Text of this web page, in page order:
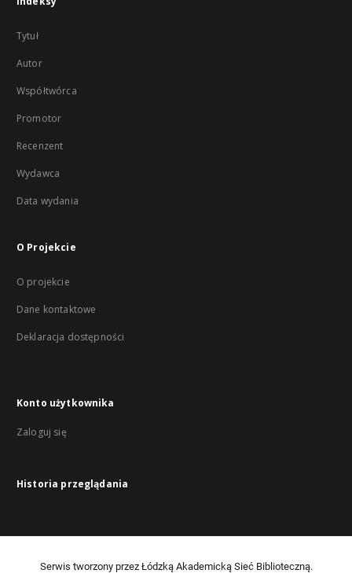
Tytuł
Autor
Współtwórca
Promotor
Recenzent
Wydawca
Data wydania
O Projekcie
O projekcie
Dane kontaktowe
Deklaracja dostępności
Konto użytkownika
Zaloguj się
Historia przeglądania
Serwis tworzony przez Łódzką Akademicką Sieć Biblioteczną.